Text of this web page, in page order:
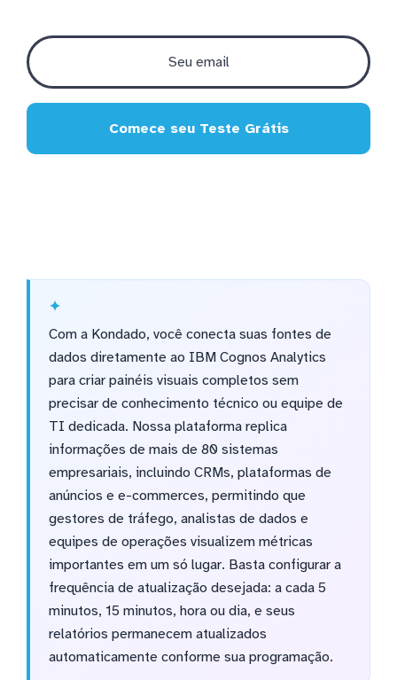
Comece seu Teste Grátis
Com a Kondado, você conecta suas fontes de
dados diretamente ao IBM Cognos Analytics
para criar painéis visuais completos sem
precisar de conhecimento técnico ou equipe de
TI dedicada. Nossa plataforma replica
informações de mais de 80 sistemas
empresariais, incluindo CRMs, plataformas de
anúncios e e-commerces, permitindo que
gestores de tráfego, analistas de dados e
equipes de operações visualizem métricas
importantes em um só lugar. Basta configurar a
frequência de atualização desejada: a cada 5
minutos, 15 minutos, hora ou dia, e seus
relatórios permanecem atualizados
automaticamente conforme sua programação.